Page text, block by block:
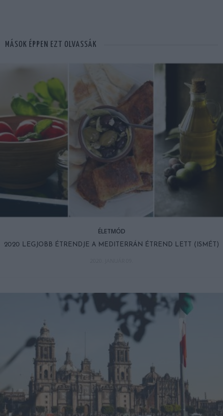
MÁSOK ÉPPEN EZT OLVASSÁK
ÉLETMÓD
2020 LEGJOBB ÉTRENDJE A MEDITERRÁN ÉTREND LETT (ISMÉT)